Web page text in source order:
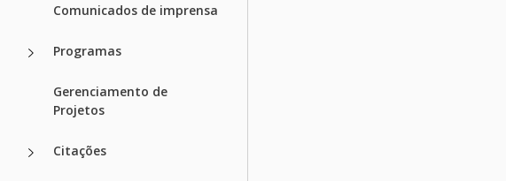
Comunicados de imprensa
Programas
Gerenciamento de
Projetos
Citações